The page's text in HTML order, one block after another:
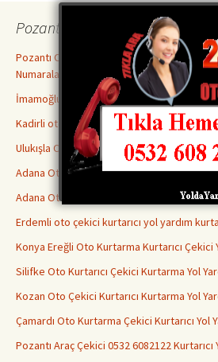
Pozantı Yol Yardım
Pozantı Oto Çekici Yol Yardım Kurtarıcı
Numaraları
İmamoğlu oto kurtarma çekici kurtarıcı yol
Kadirli oto çekici kurtarıcı kurtarma yol
Ulukışla Oto Çekici Kurtarıcı Yol Yardım
Adana Oto Kurtarıcı Çekici Kurtarma Yol
Adana Oto Kurtarma Çekici Kurtarıcı Yol
Erdemli oto çekici kurtarıcı yol yardım
Konya Ereğli Oto Kurtarma Kurtarıcı Çekici
Silifke Oto Kurtarıcı Çekici Kurtarma Yol
Kozan Oto Çekici Kurtarıcı Kurtarma Yol
Çamardı Oto Kurtarma Çekici Kurtarıcı Yol
Pozantı Araç Çekici 0532 6082122 Kurtarıcı